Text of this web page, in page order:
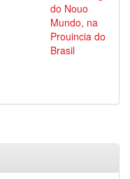
do Nouo
Mundo, na
Prouincia do
Brasil